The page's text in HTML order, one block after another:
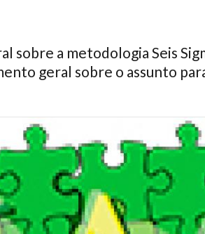
sobre a metodologia Seis
geral sobre o assunto